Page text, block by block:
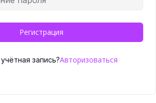
Регистрация
запись?Авторизоваться